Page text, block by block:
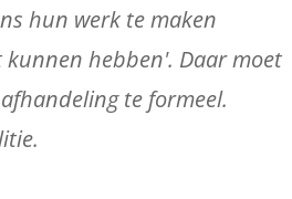
hun werk te maken
hebben'. Daar moet
te formeel.